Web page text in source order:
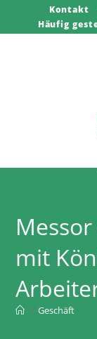
Kontakt
Häufig
mit
> Geschäft